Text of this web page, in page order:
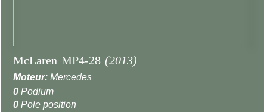
McLaren MP4-28 (2013)
Moteur: Mercedes
0 Podium
0 Pole position